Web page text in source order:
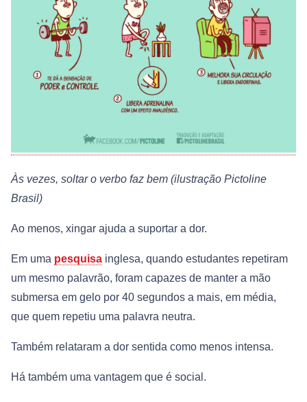
Às vezes, soltar o verbo faz bem (ilustração Pictoline
Brasil)
Ao menos, xingar ajuda a suportar a dor.
Em uma pesquisa inglesa, quando estudantes repetiram
um mesmo palavrão, foram capazes de manter a mão
submersa em gelo por 40 segundos a mais, em média,
que quem repetiu uma palavra neutra.
Também relataram a dor sentida como menos intensa.
Há também uma vantagem que é social.